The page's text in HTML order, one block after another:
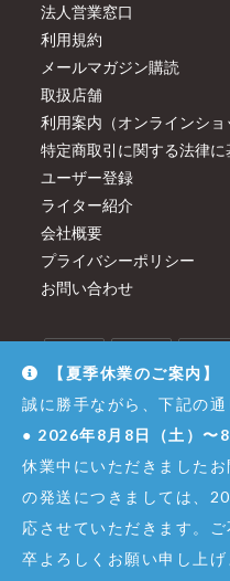
法人営業窓口
利用規約
メールマガジン購読
取扱店舗
利用案内（オンラインショ
特定商取引に関する法律
ユーザー登録
ライター紹介
会社概要
プライバシーポリシー
お問い合わせ
【夏季休業のご案内】
誠に勝手ながら、下記の通
● 2026年8月8日（土）〜8
休業中にいただきました
の発送につきましては、
応させていただきます。
卒よろしくお願い申し上げ